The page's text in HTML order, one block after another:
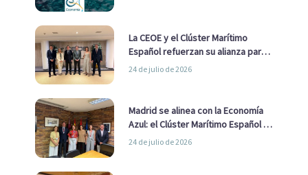
La CEOE y el Clúster Marítimo
Español refuerzan su alianza para
impulsar una estrategia Nacional
24 de julio de 2026
Madrid se alinea con la Economía
Azul: el Clúster Marítimo Español y
la Real Liga Naval avanzan alianzas
24 de julio de 2026